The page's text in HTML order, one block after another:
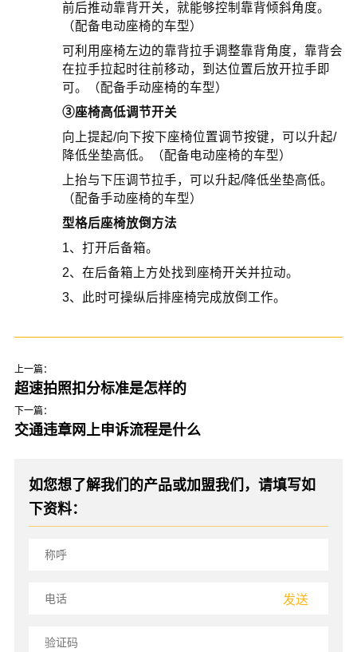
前后推动靠背开关，就能够控制靠背倾斜角度。
（配备电动座椅的车型）
可利用座椅左边的靠背拉手调整靠背角度，靠背会
在拉手拉起时往前移动，到达位置后放开拉手即
可。（配备手动座椅的车型）
③座椅高低调节开关
向上提起/向下按下座椅位置调节按键，可以升起/
降低坐垫高低。（配备电动座椅的车型）
上抬与下压调节拉手，可以升起/降低坐垫高低。
（配备手动座椅的车型）
型格后座椅放倒方法
1、打开后备箱。
2、在后备箱上方处找到座椅开关并拉动。
3、此时可操纵后排座椅完成放倒工作。
上一篇：
超速拍照扣分标准是怎样的
下一篇：
交通违章网上申诉流程是什么
如您想了解我们的产品或加盟我们，请填写如
下资料：
发送